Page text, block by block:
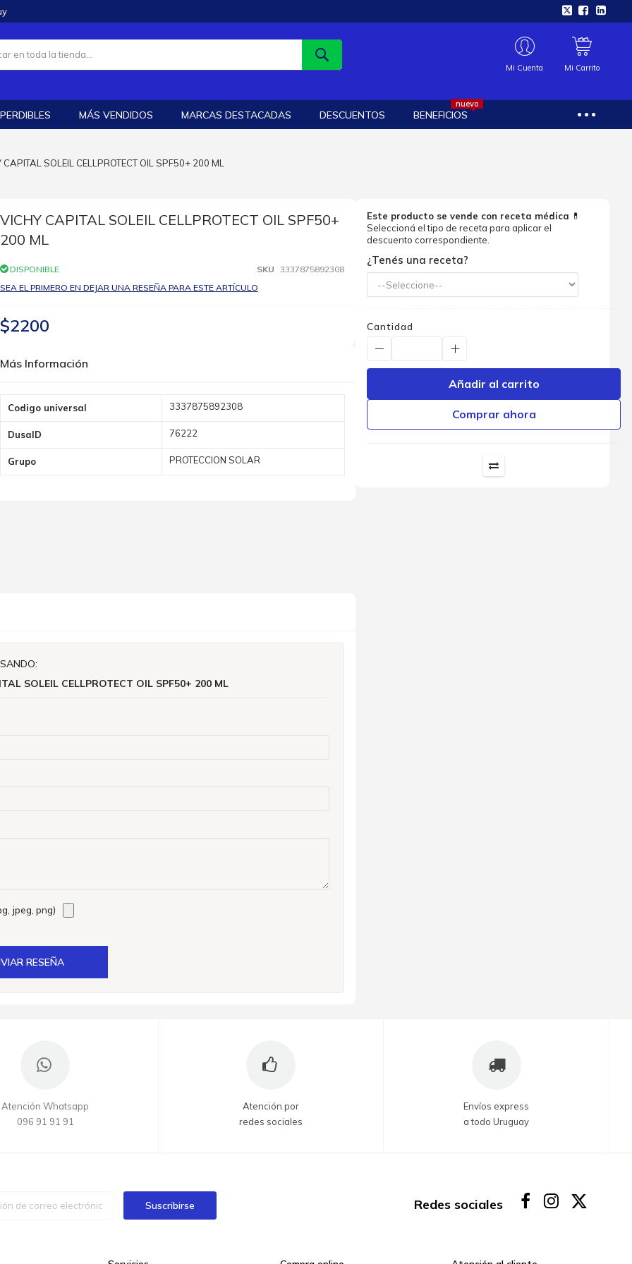
Mi Cuenta Mi Carrito
MÁS VENDIDOS MARCAS DESTACADAS DESCUENTOS BENEFICIOS
nuevo
CAPITAL SOLEIL CELLPROTECT OIL SPF50+ 200 ML
VICHY CAPITAL SOLEIL CELLPROTECT OIL SPF50+
200 ML
DISPONIBLE SKU 3337875892308
SEA EL PRIMERO EN DEJAR UNA RESEÑA PARA ESTE ARTÍCULO
$2200
Más Información
Información
Codigo universal 3337875892308
DusaID 76222
Grupo PROTECCION SOLAR
SOLEIL CELLPROTECT OIL SPF50+ 200 ML
jpeg, png)
RESEÑA
Este producto se vende con receta médica 💊
Seleccioná el tipo de receta para aplicar el
descuento correspondiente.
¿Tenés una receta?
Cantidad
Añadir al carrito
Comprar ahora
Atención Whatsapp
096 91 91 91
Atención por
redes sociales
Envíos express
a todo Uruguay
Suscribirse Redes sociales